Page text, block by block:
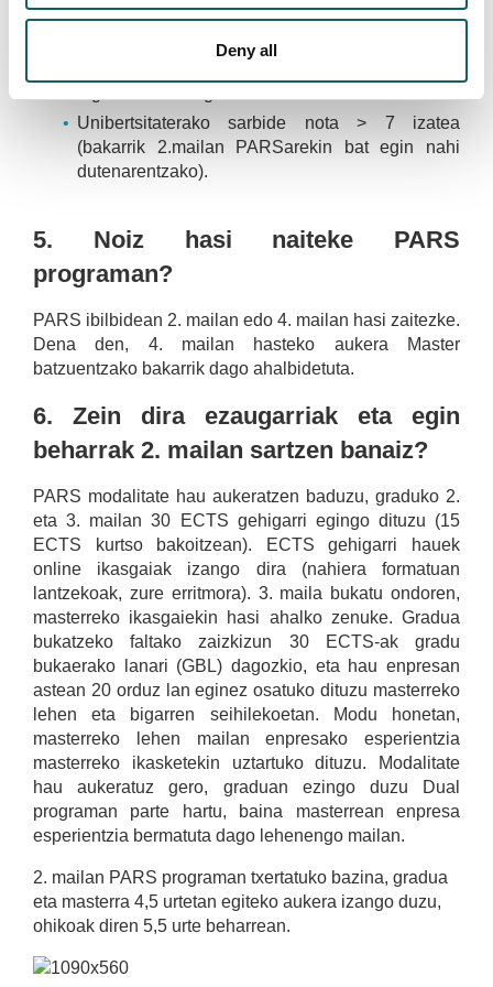
Deny all
deialdian gaindituta izatea.
Unibertsitaterako sarbide nota > 7 izatea
(bakarrik 2.mailan PARSarekin bat egin nahi
dutenarentzako).
5. Noiz hasi naiteke PARS
programan?
PARS ibilbidean 2. mailan edo 4. mailan hasi zaitezke.
Dena den, 4. mailan hasteko aukera Master
batzuentzako bakarrik dago ahalbidetuta.
6. Zein dira ezaugarriak eta egin
beharrak 2. mailan sartzen banaiz?
PARS modalitate hau aukeratzen baduzu, graduko 2.
eta 3. mailan 30 ECTS gehigarri egingo dituzu (15
ECTS kurtso bakoitzean). ECTS gehigarri hauek
online ikasgaiak izango dira (nahiera formatuan
lantzekoak, zure erritmora). 3. maila bukatu ondoren,
masterreko ikasgaiekin hasi ahalko zenuke. Gradua
bukatzeko faltako zaizkizun 30 ECTS-ak gradu
bukaerako lanari (GBL) dagozkio, eta hau enpresan
astean 20 orduz lan eginez osatuko dituzu masterreko
lehen eta bigarren seihilekoetan. Modu honetan,
masterreko lehen mailan enpresako esperientzia
masterreko ikasketekin uztartuko dituzu. Modalitate
hau aukeratuz gero, graduan ezingo duzu Dual
programan parte hartu, baina masterrean enpresa
esperientzia bermatuta dago lehenengo mailan.
2. mailan PARS programan txertatuko bazina, gradua
eta masterra 4,5 urtetan egiteko aukera izango duzu,
ohikoak diren 5,5 urte beharrean.